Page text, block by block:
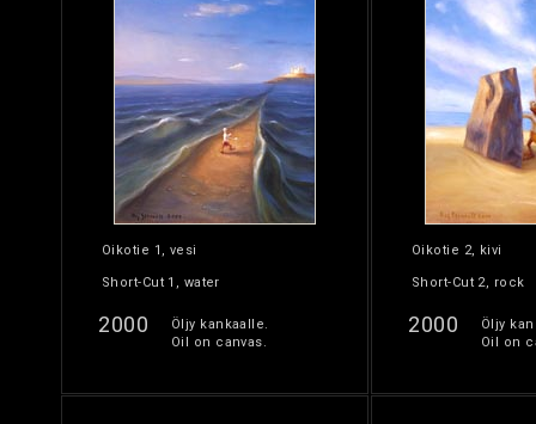
Oikotie 1, vesi
Short-Cut 1, water
2000
Öljy kankaalle.
Oil on canvas.
Oikotie 2, kivi
Short-Cut 2, rock
2000
Öljy
Oil on